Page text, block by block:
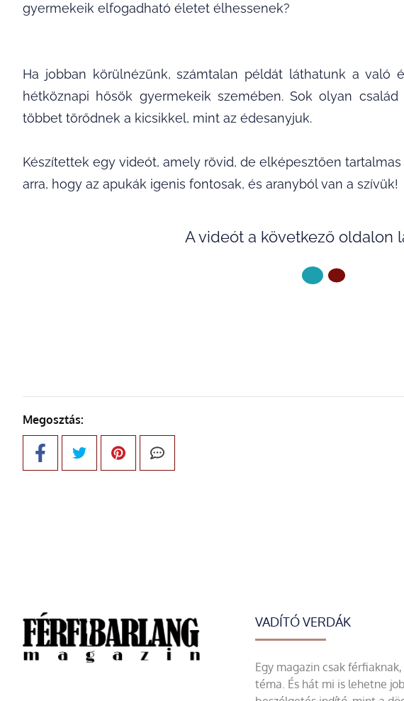
gyermekeik elfogadható életet élhessenek?
Ha jobban körülnézünk, számtalan példát láthatunk a való
hétköznapi hősök gyermekeik szemében. Sok olyan
többet törődnek a kicsikkel, mint az édesanyjuk.
Készítettek egy videót, amely rövid, de elképesztően
arra, hogy az apukák igenis fontosak, és aranyból van a szívük!
A videót a következő oldalon
Megosztás:
VADÍTÓ VERDÁK
Egy magazin csak
téma. És hát mi is lehetne